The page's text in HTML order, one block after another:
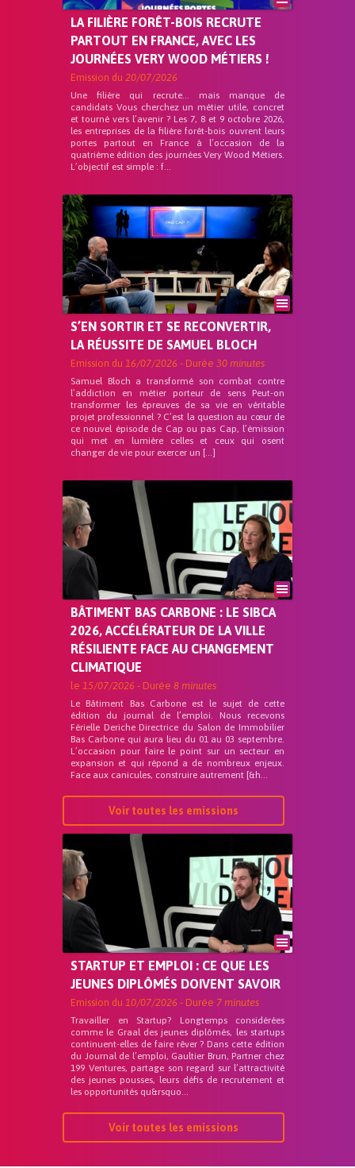
LA FILIÈRE FORÊT-BOIS RECRUTE
PARTOUT EN FRANCE, AVEC LES
JOURNÉES VERY WOOD MÉTIERS !
Emission du 20/07/2026
Une filière qui recrute… mais manque de
candidats Vous cherchez un métier utile, concret
et tourné vers l’avenir ? Les 7, 8 et 9 octobre 2026,
les entreprises de la filière forêt-bois ouvrent leurs
portes partout en France à l’occasion de la
quatrième édition des journées Very Wood Métiers.
L’objectif est simple : f...
S’EN SORTIR ET SE RECONVERTIR,
LA RÉUSSITE DE SAMUEL BLOCH
Emission du 16/07/2026 - Durée 30 minutes
Samuel Bloch a transformé son combat contre
l’addiction en métier porteur de sens Peut-on
transformer les épreuves de sa vie en véritable
projet professionnel ? C’est la question au cœur de
ce nouvel épisode de Cap ou pas Cap, l’émission
qui met en lumière celles et ceux qui osent
changer de vie pour exercer un […]
BÂTIMENT BAS CARBONE : LE SIBCA
2026, ACCÉLÉRATEUR DE LA VILLE
RÉSILIENTE FACE AU CHANGEMENT
CLIMATIQUE
le 15/07/2026 - Durée 8 minutes
Le Bâtiment Bas Carbone est le sujet de cette
édition du journal de l’emploi. Nous recevons
Férielle Deriche Directrice du Salon de Immobilier
Bas Carbone qui aura lieu du 01 au 03 septembre.
L’occasion pour faire le point sur un secteur en
expansion et qui répond a de nombreux enjeux.
Face aux canicules, construire autrement [&h...
Voir toutes les emissions
STARTUP ET EMPLOI : CE QUE LES
JEUNES DIPLÔMÉS DOIVENT SAVOIR
Emission du 10/07/2026 - Durée 7 minutes
Travailler en Startup? Longtemps considérées
comme le Graal des jeunes diplômés, les startups
continuent-elles de faire rêver ? Dans cette édition
du Journal de l’emploi, Gaultier Brun, Partner chez
199 Ventures, partage son regard sur l’attractivité
des jeunes pousses, leurs défis de recrutement et
les opportunités qu&rsquo...
Voir toutes les emissions